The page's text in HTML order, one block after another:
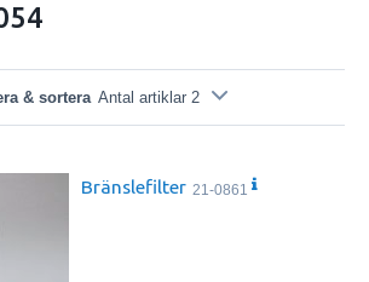
& sortera Antal artiklar 2
Bränslefilter 21-0861